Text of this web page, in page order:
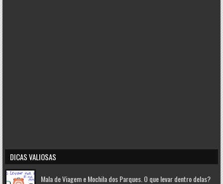
DICAS VALIOSAS
Mala de Viagem e Mochila dos Parques. O que levar dentro delas?